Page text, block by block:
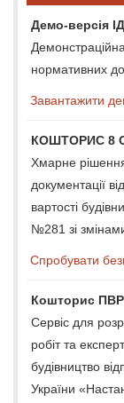
Демо-версія
нормативних
Завантажити
КОШТОРИС 8
Хмарне
документації
вартості
№281 зі
Спробувати
Кошторис
Сервіс для
робіт та
будівництво
України